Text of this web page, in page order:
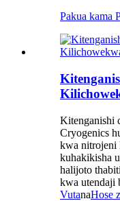
Pakua kama
Kitenganishi
Cryogenics
kwa nitrojeni
kuhakikisha
halijoto
kwa utendaji
VutanaHose